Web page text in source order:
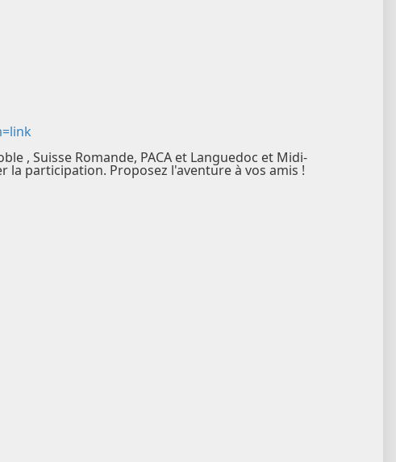
, Suisse Romande, PACA et Languedoc et Midi-
la participation. Proposez l'aventure à vos amis !